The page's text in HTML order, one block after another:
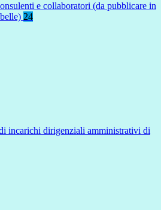
e collaboratori (da pubblicare in
24
incarichi dirigenziali amministrativi di